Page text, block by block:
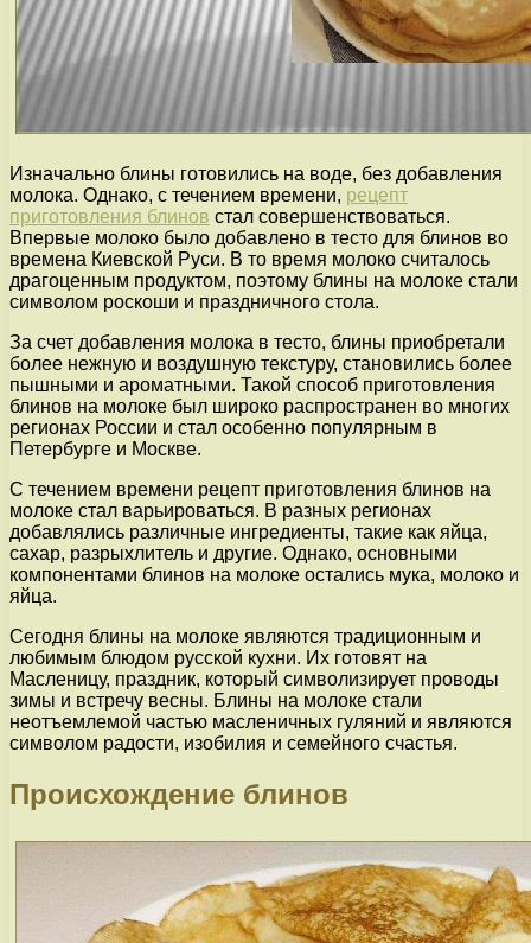
Изначально блины готовились на воде, без добавления
молока. Однако, с течением времени, рецепт
приготовления блинов стал совершенствоваться.
Впервые молоко было добавлено в тесто для блинов во
времена Киевской Руси. В то время молоко считалось
драгоценным продуктом, поэтому блины на молоке стали
символом роскоши и праздничного стола.
За счет добавления молока в тесто, блины приобретали
более нежную и воздушную текстуру, становились более
пышными и ароматными. Такой способ приготовления
блинов на молоке был широко распространен во многих
регионах России и стал особенно популярным в
Петербурге и Москве.
С течением времени рецепт приготовления блинов на
молоке стал варьироваться. В разных регионах
добавлялись различные ингредиенты, такие как яйца,
сахар, разрыхлитель и другие. Однако, основными
компонентами блинов на молоке остались мука, молоко и
яйца.
Сегодня блины на молоке являются традиционным и
любимым блюдом русской кухни. Их готовят на
Масленицу, праздник, который символизирует проводы
зимы и встречу весны. Блины на молоке стали
неотъемлемой частью масленичных гуляний и являются
символом радости, изобилия и семейного счастья.
Происхождение блинов